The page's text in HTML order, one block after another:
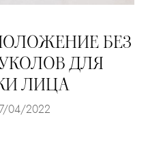
БЕЗ
ДЛЯ
ЛИЦА
04/2022